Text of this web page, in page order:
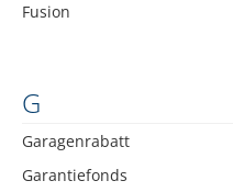
Fusion
G
Garagenrabatt
Garantiefonds